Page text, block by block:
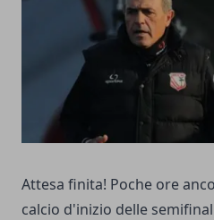
Attesa finita! Poche ore
calcio d'inizio delle